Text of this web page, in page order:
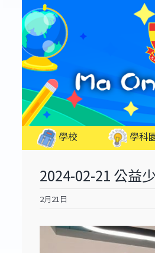
學校 學科
2024-02-21 公益
2月21日